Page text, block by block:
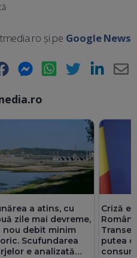
și pe Google News
Facebook Messenger WhatsApp Twitter LinkedIn
a atins, cu
zile mai devreme,
nou debit minim
Scufundarea
e analizată
Criză
putea